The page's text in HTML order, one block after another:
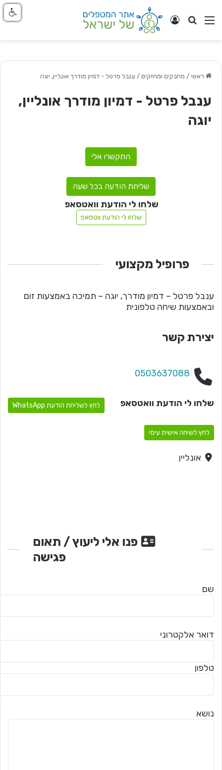
ניווט באתר
חפש התחבר
ראשי / מחבקים ומחזקים / ענבל פרטל - דמיון מודרך אונליין, יוגה
ענבל פרטל - דמיון מודרך אונליין,
יוגה
התקשרו אלי
שליחת הודעה בכל שעה
שלחו לי הודעת וואטסאפ
שלחו לי הודעת ווטסאפ
פרופיל מקצועי
ענבל פרטל – דמיון מודרך, יוגה – תמיכה באמצעות זום
ובאמצעות שיחה טלפונית
יצירת קשר
0503637088
שלחו לי הודעת וואטסאפ לחץ לשליחת הודעת WhatsApp
לחץ לשיחה אישית עימי
אונליין
פנו אלי ליעוץ / תאום
פגישה
שם
דואר אלקטרוני
טלפון
נושא